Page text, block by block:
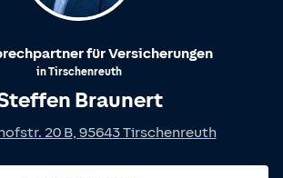
für Versicherungen
inTirschenreuth
Braunert
20 B, 95643Tirschenreuth